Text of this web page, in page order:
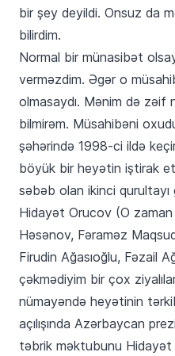
bir şey deyildi. Onsuz da
bilirdim.
Normal bir münasibət
verməzdim. Əgər o
olmasaydı. Mənim də
bilmirəm. Müsahibəni
şəhərində 1998-ci ildə
böyük bir heyətin iştirak
səbəb olan ikinci
Hidayət Orucov (O
Həsənov, Fəraməz
Firudin Ağasıoğlu, Fəzail
çəkmədiyim bir çox
nümayəndə heyətinin
açılışında Azərbaycan
təbrik məktubunu